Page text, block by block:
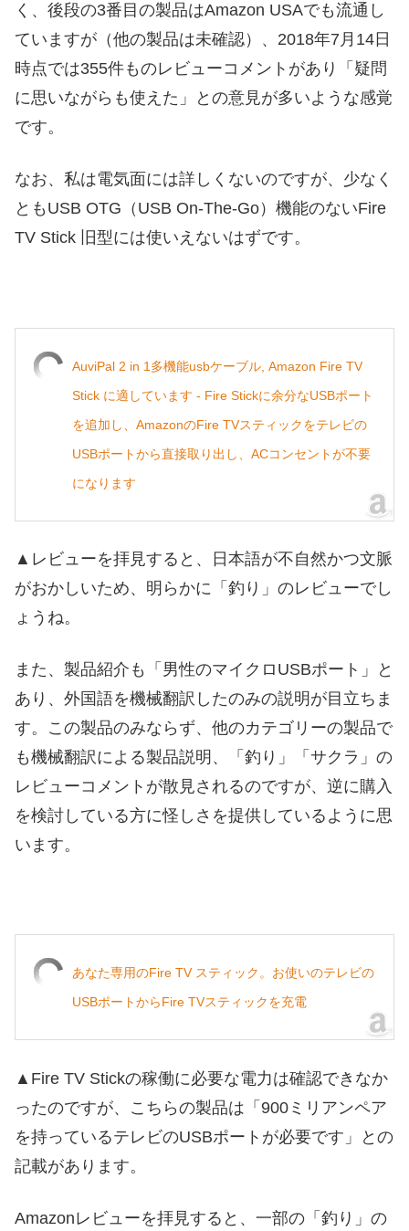
く、後段の3番目の製品はAmazon USAでも流通し
ていますが（他の製品は未確認）、2018年7月14日
時点では355件ものレビューコメントがあり「疑問
に思いながらも使えた」との意見が多いような感覚
です。
なお、私は電気面には詳しくないのですが、少なく
ともUSB OTG（USB On-The-Go）機能のないFire
TV Stick 旧型には使いえないはずです。
AuviPal 2 in 1多機能usbケーブル, Amazon Fire TV
Stick に適しています - Fire Stickに余分なUSBポート
を追加し、AmazonのFire TVスティックをテレビの
USBポートから直接取り出し、ACコンセントが不要
になります
▲レビューを拝見すると、日本語が不自然かつ文脈
がおかしいため、明らかに「釣り」のレビューでし
ょうね。
また、製品紹介も「男性のマイクロUSBポート」と
あり、外国語を機械翻訳したのみの説明が目立ちま
す。この製品のみならず、他のカテゴリーの製品で
も機械翻訳による製品説明、「釣り」「サクラ」の
レビューコメントが散見されるのですが、逆に購入
を検討している方に怪しさを提供しているように思
います。
あなた専用のFire TV スティック。お使いのテレビの
USBポートからFire TVスティックを充電
▲Fire TV Stickの稼働に必要な電力は確認できなか
ったのですが、こちらの製品は「900ミリアンペア
を持っているテレビのUSBポートが必要です」との
記載があります。
Amazonレビューを拝見すると、一部の「釣り」の